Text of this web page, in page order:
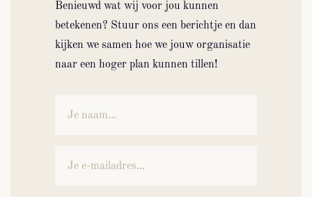
Benieuwd wat wij voor jou kunnen
betekenen? Stuur ons een berichtje en dan
kijken we samen hoe we jouw organisatie
naar een hoger plan kunnen tillen!